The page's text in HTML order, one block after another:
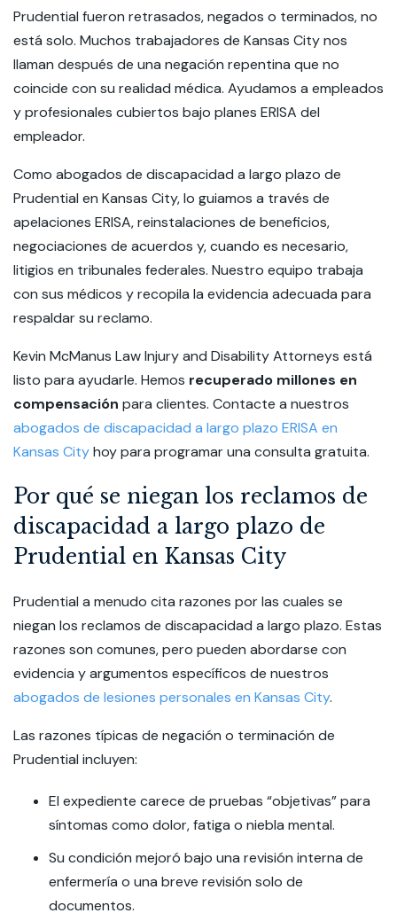
Prudential fueron retrasados, negados o terminados, no
está solo. Muchos trabajadores de Kansas City nos
llaman después de una negación repentina que no
coincide con su realidad médica. Ayudamos a empleados
y profesionales cubiertos bajo planes ERISA del
empleador.
Como abogados de discapacidad a largo plazo de
Prudential en Kansas City, lo guiamos a través de
apelaciones ERISA, reinstalaciones de beneficios,
negociaciones de acuerdos y, cuando es necesario,
litigios en tribunales federales. Nuestro equipo trabaja
con sus médicos y recopila la evidencia adecuada para
respaldar su reclamo.
Kevin McManus Law Injury and Disability Attorneys está
listo para ayudarle. Hemos recuperado millones en
compensación para clientes. Contacte a nuestros
abogados de discapacidad a largo plazo ERISA en
Kansas Cityhoy para programar una consulta gratuita.
Por qué se niegan los reclamos de
discapacidad a largo plazo de
Prudential en Kansas City
Prudential a menudo cita razones por las cuales se
niegan los reclamos de discapacidad a largo plazo. Estas
razones son comunes, pero pueden abordarse con
evidencia y argumentos específicos de nuestros
abogados de lesiones personales en Kansas City.
Las razones típicas de negación o terminación de
Prudential incluyen:
El expediente carece de pruebas “objetivas” para
síntomas como dolor, fatiga o niebla mental.
Su condición mejoró bajo una revisión interna de
enfermería o una breve revisión solo de
documentos.